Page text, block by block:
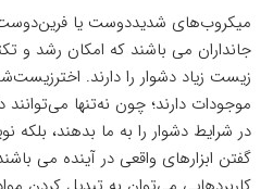
میکروب‌های شدیددوست یا فرین‌دوست
جانداران می باشند که امکان رشد و
زیست زیاد دشوار را دارند.
موجودات دارند؛ چون نه‌تنها
در شرایط دشوار را به ما بدهند،
گفتن ابزارهای واقعی در آینده می